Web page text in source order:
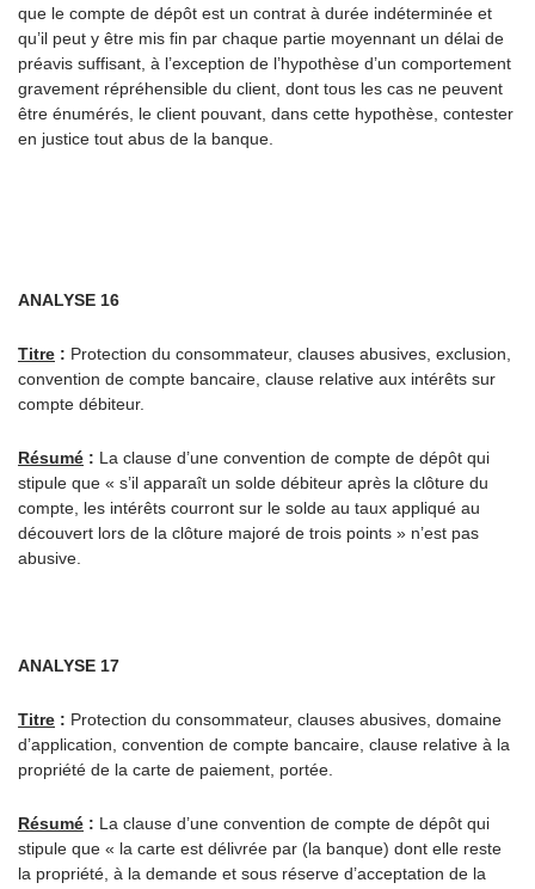
que le compte de dépôt est un contrat à durée indéterminée et
qu’il peut y être mis fin par chaque partie moyennant un délai de
préavis suffisant, à l’exception de l’hypothèse d’un comportement
gravement répréhensible du client, dont tous les cas ne peuvent
être énumérés, le client pouvant, dans cette hypothèse, contester
en justice tout abus de la banque.
ANALYSE 16
Titre : Protection du consommateur, clauses abusives, exclusion,
convention de compte bancaire, clause relative aux intérêts sur
compte débiteur.
Résumé : La clause d’une convention de compte de dépôt qui
stipule que « s’il apparaît un solde débiteur après la clôture du
compte, les intérêts courront sur le solde au taux appliqué au
découvert lors de la clôture majoré de trois points » n’est pas
abusive.
ANALYSE 17
Titre : Protection du consommateur, clauses abusives, domaine
d’application, convention de compte bancaire, clause relative à la
propriété de la carte de paiement, portée.
Résumé : La clause d’une convention de compte de dépôt qui
stipule que « la carte est délivrée par (la banque) dont elle reste
la propriété, à la demande et sous réserve d’acceptation de la